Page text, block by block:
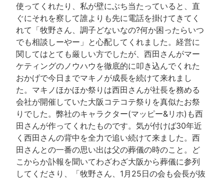
使ってくれたり、私が壁にぶち当たっていると、直
ぐにそれを察して誰よりも先に電話を掛けてきてく
れて「牧野さん、調子どないなの?何か困ったらいつ
でも相談しーやー」と心配してくれました。経営に
関してはとても厳しい方でしたが、西田さんがマー
ケティングのノウハウを徹底的に叩き込んでくれた
おかげで今日までマキノが成長を続けて来れまし
た。マキノほかほか祭りは西田さんが社長を務める
会社が開催していた大阪コテコテ祭りを真似たお祭
りでした。弊社のキャラクター(マッピー&リホ)も西
田さんが作ってくれたものです。気が付けば30年近
く西田さんの背中を全力で追い続けて来ました。西
田さんとの一番の思い出は父の葬儀の時のこと。ど
こからか訃報を聞いてわざわざ大阪から葬儀に参列
してくださり、「牧野さん、1月25日の会も会長が抜